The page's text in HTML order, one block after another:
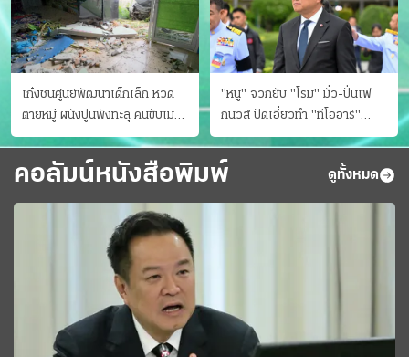
เก๋งชนศูนย์พัฒนาเด็กเล็ก หวิด
ตายหมู่ ผนังปูนพังทะลุ คนขับเมา
ยา
"หนู" จวกยับ "โรม" มั่ว-ปั่นเฟ
กนิวส์ ปัดเอี่ยวทํา "ทีโออาร์"
ต้นทางโกงสอบฉาว
คอลัมน์หนังสือพิมพ์ ดูทั้งหมด